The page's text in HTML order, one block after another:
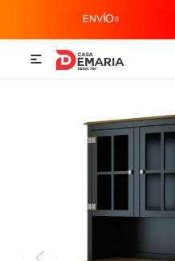

Imagen y Sonido
Televisores y accesorios